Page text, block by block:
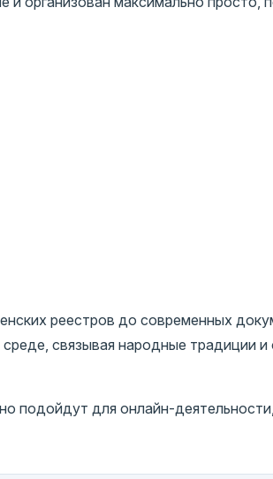
реестров до современных
связывая народные традиции и
подойдут для онлайн-деятельности,